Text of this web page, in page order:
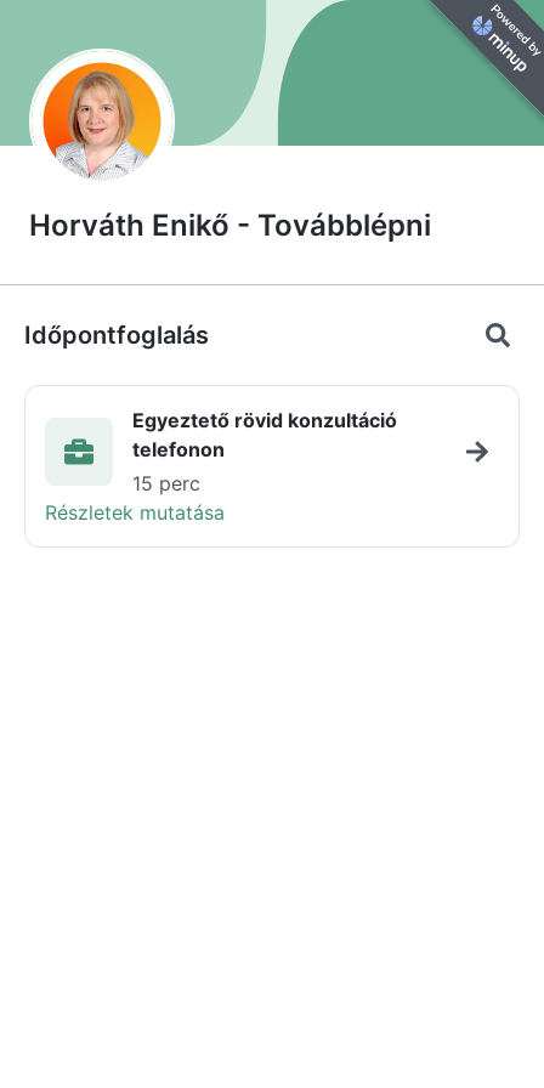
Horváth Enikő - Továbblépni
Időpontfoglalás
Egyeztető rövid konzultáció
telefonon
15 perc
Részletek mutatása